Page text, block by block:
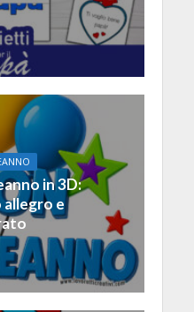
in 3D:
allegro e